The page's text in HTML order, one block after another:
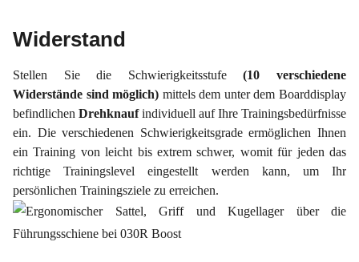
Widerstand
Stellen Sie die Schwierigkeitsstufe(10 verschiedene
Widerstände sind möglich) mittels dem unter dem Boarddisplay
befindlichen Drehknaufindividuell auf Ihre Trainingsbedürfnisse
ein. Die verschiedenen Schwierigkeitsgrade ermöglichen Ihnen
ein Training von leicht bis extrem schwer, womit für jeden das
richtige Trainingslevel eingestellt werden kann, um Ihr
persönlichen Trainingsziele zu erreichen.